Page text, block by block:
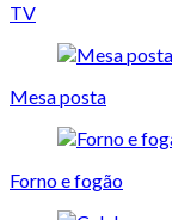
TV
Mesa posta
Forno e fogão